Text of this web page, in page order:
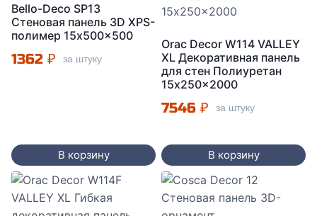
Bello-Deco SP13
Стеновая панель 3D XPS-
полимер 15x500x500
1362 ₽ за штуку
В корзину
Orac Decor W114 VALLEY
XL Декоративная панель
для стен Полиуретан
15x250x2000
7546 ₽ за штуку
В корзину